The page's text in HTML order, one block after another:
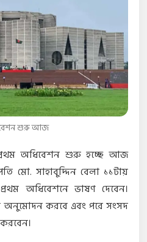
শুরু আজ
অধিবেশন শুরু হচ্ছে আজ
মো. সাহাবুদ্দিন বেলা ১১টায়
অধিবেশনে ভাষণ দেবেন।
অনুমোদন করবে এবং পরে সংসদ